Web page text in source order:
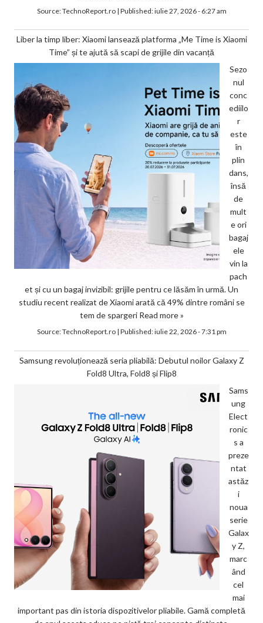
Source:TechnoReport.ro| Published:iulie 27, 2026 - 6:27 am
Liber la timp liber: Xiaomi lansează platforma „Me Time is Xiaomi
Time” și te ajută să scapi de grijile din vacanță
Sezo
nul
conc
ediilo
r
este
în
plin
dans,
însă
de
mult
e ori
bagaj
ele
vin la
pach
et și cu un bagaj invizibil: grijile pentru ce lăsăm în urmă. Un
studiu recent realizat de Xiaomi arată că 49% dintre români se
tem de spargeri Read more »
Source:TechnoReport.ro| Published:iulie 22, 2026 - 7:31 pm
Samsung revoluționează seria pliabilă: Debutul noilor Galaxy Z
Fold8 Ultra, Fold8 și Flip8
Sams
ung
Elect
ronic
s a
preze
ntat
astăz
i
noua
serie
Galax
y Z,
marc
ând
cel
mai
important pas din istoria dispozitivelor pliabile. Gamă completă